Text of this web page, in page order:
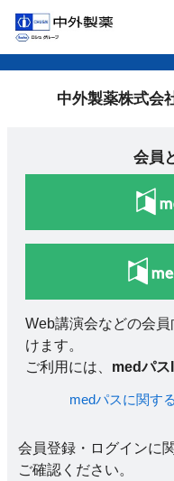
中外製薬株式会
会員
Web講演会などの会
けます。
ご利用には、 medパス
medパスに関す
会員登録・ログインに
ご確認ください。​